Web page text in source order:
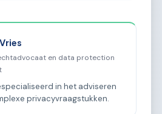
en data protection
in het adviseren
privacyvraagstukken.